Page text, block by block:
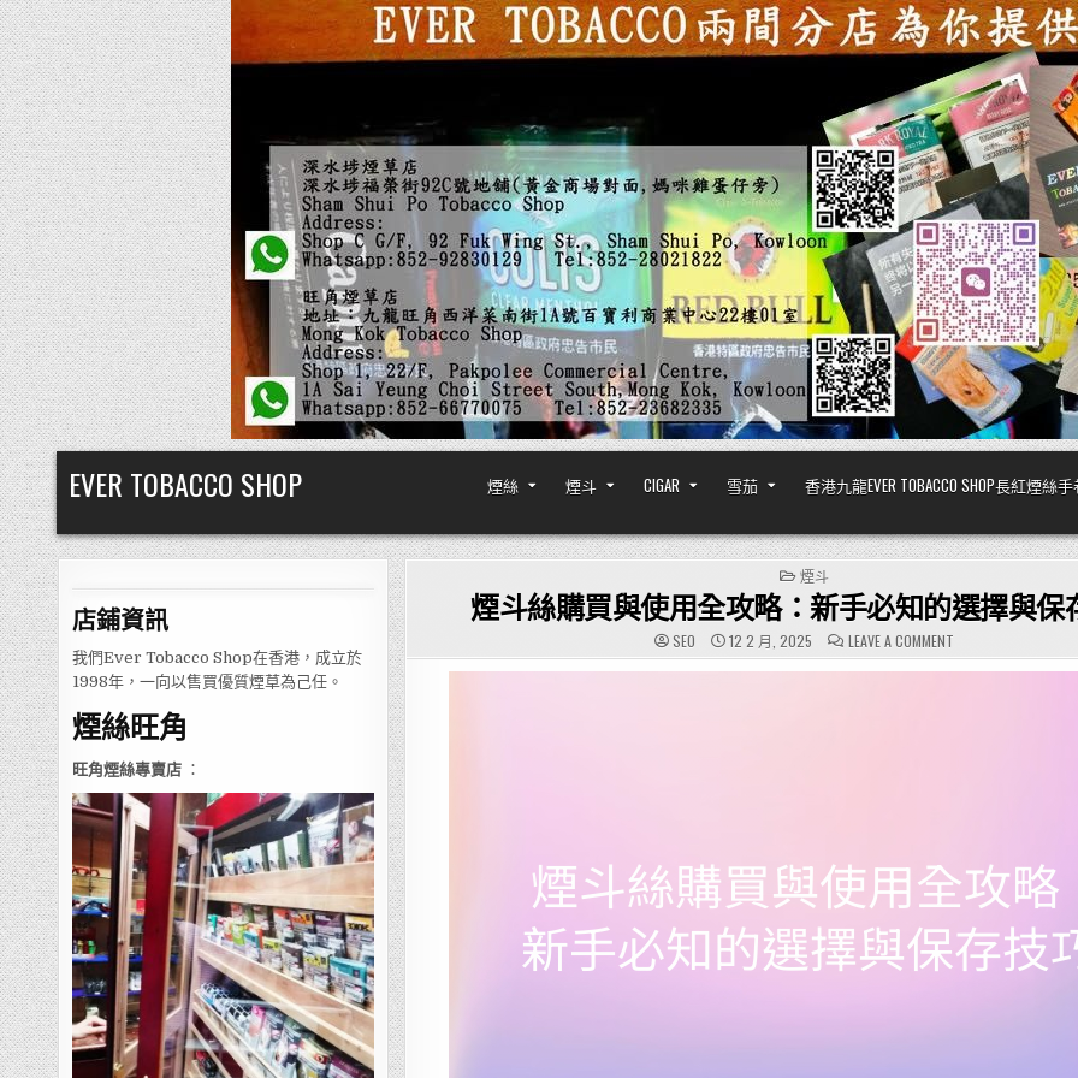
Skip
to
content
EVER TOBACCO SHOP 煙絲 煙斗 CIGAR 雪茄 香港九龍EVER TOBACCO SHOP長紅煙
店鋪資訊
我們Ever Tobacco Shop在香港，成立於
1998年，一向以售買優質煙草為己任。
煙絲旺角
旺角煙絲專賣店 ：
POSTED
IN
煙斗
煙斗絲購買與使用全攻略：新手必知的選擇與保
SEO 12 2 月, 2025 LEAVE A COMMENTON
煙
斗
的
選
擇
與
存
技
巧